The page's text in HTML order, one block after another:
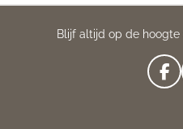
Blijf altijd op de
F
A